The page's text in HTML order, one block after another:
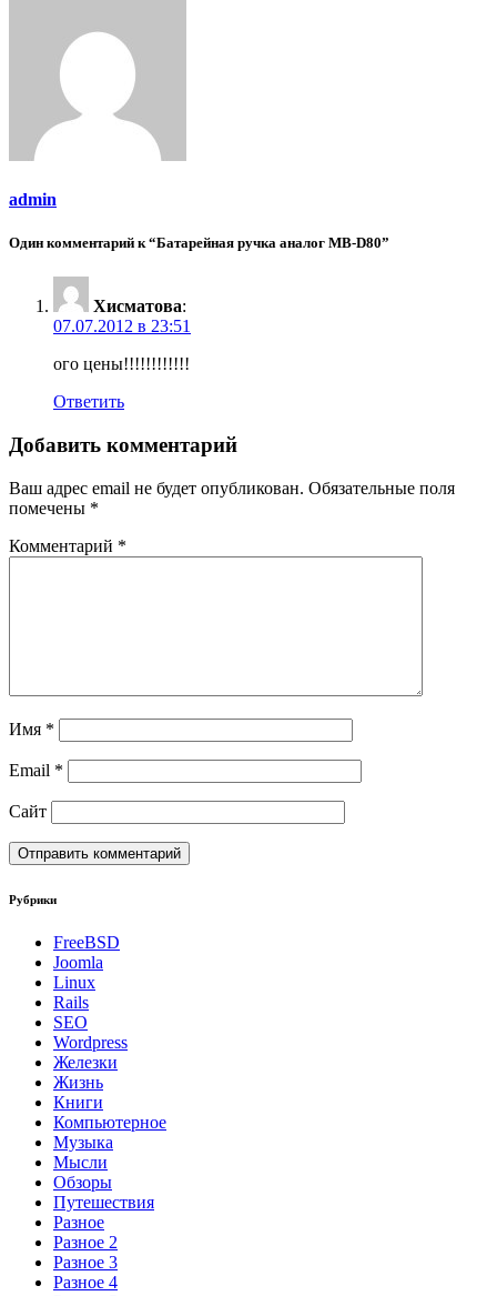
admin
Один комментарий к “Батарейная ручка аналог MB-D80”
Хисматова:
07.07.2012 в 23:51
ого цены!!!!!!!!!!!!
Ответить
Добавить комментарий
Ваш адрес email не будет опубликован. Обязательные поля
помечены *
Комментарий *
Имя *
Email *
Сайт
Рубрики
FreeBSD
Joomla
Linux
Rails
SEO
Wordpress
Железки
Жизнь
Книги
Компьютерное
Музыка
Мысли
Обзоры
Путешествия
Разное
Разное 2
Разное 3
Разное 4